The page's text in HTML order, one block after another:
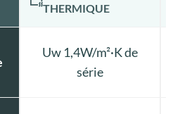
THERMIQUE
Uw 1,4W/m²·K de
série